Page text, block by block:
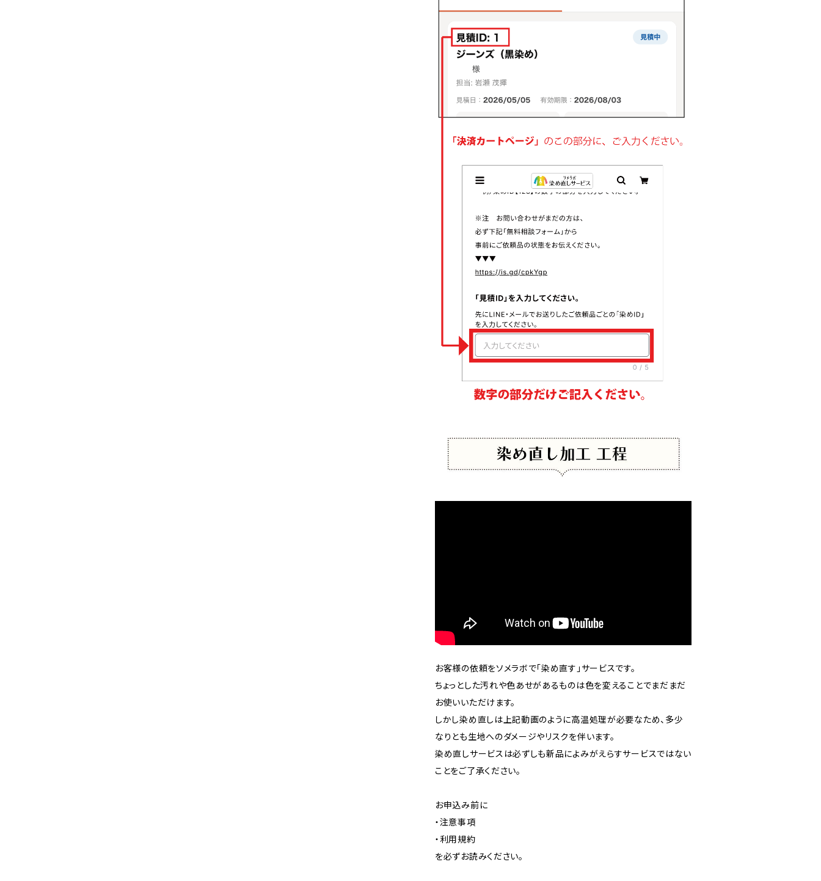
お客様の依頼をソメラボで「染め直す」サービスです。
ちょっとした汚れや色あせがあるものは色を変えることでまだまだ
お使いいただけます。
しかし染め直しは上記動画のように高温処理が必要なため、多少
なりとも生地へのダメージやリスクを伴います。
染め直しサービスは必ずしも新品によみがえらすサービスではない
ことをご了承ください。
お申込み前に
・注意事項
・利用規約
を必ずお読みください。